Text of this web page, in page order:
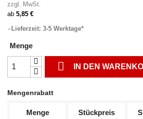
zzgl. MwSt.
ab 5,85 €
Lieferzeit: 3-5 Werktage*
Menge
 IN DEN
Mengenrabatt
Menge Stückpreis